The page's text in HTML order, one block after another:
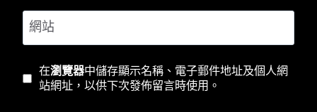
網站
在瀏覽器中儲存顯示名稱、電子郵件地址及個人網
站網址，以供下次發佈留言時使用。